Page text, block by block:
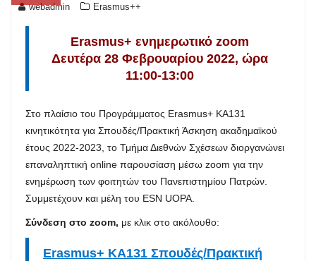
webadmin Erasmus++
Erasmus+ ενημερωτικό zoom
Δευτέρα 28 Φεβρουαρίου 2022, ώρα
11:00-13:00
Στο πλαίσιο του Προγράμματος Erasmus+ ΚΑ131
κινητικότητα για Σπουδές/Πρακτική Άσκηση ακαδημαϊκού
έτους 2022-2023, το Τμήμα Διεθνών Σχέσεων διοργανώνει
επαναληπτική online παρουσίαση μέσω zoom για την
ενημέρωση των φοιτητών του Πανεπιστημίου Πατρών.
Συμμετέχουν και μέλη του ESN UOPA.
Σύνδεση στο zoom, με κλικ στο ακόλουθο:
Erasmus+ KA131 Σπουδές/Πρακτική